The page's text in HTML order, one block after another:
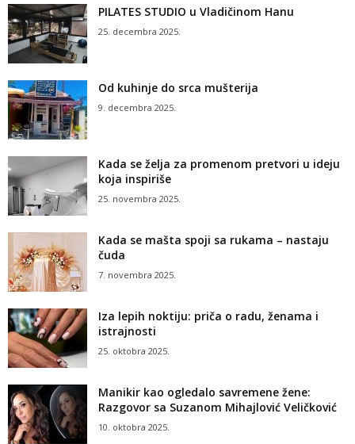
PILATES STUDIO u Vladičinom Hanu
25. decembra 2025.
Od kuhinje do srca mušterija
9. decembra 2025.
Kada se želja za promenom pretvori u ideju
koja inspiriše
25. novembra 2025.
Kada se mašta spoji sa rukama – nastaju
čuda
7. novembra 2025.
Iza lepih noktiju: priča o radu, ženama i
istrajnosti
25. oktobra 2025.
Manikir kao ogledalo savremene žene:
Razgovor sa Suzanom Mihajlović Veličković
10. oktobra 2025.